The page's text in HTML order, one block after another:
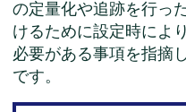
の定量化や追跡を行っ
けるために設定時によ
必要がある事項を指摘
です。